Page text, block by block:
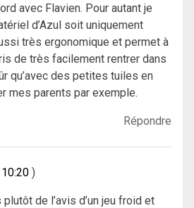
avec Flavien. Pour autant je
d’Azul soit uniquement
très ergonomique et permet à
de très facilement rentrer dans
qu’avec des petites tuiles en
mes parents par exemple.
Répondre
de l’avis d’un jeu froid et